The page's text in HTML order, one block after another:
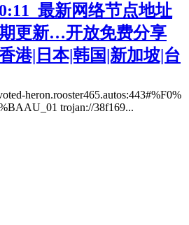
最新网络节点地址
更新…开放免费分享
港|日本|韩国|新加坡|台
heron.rooster465.autos:443#%F0%
trojan://38f169...